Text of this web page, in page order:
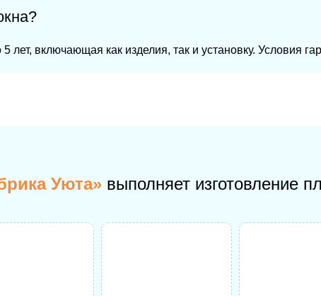
лет, включающая как изделия, так и установку. Условия
Уюта»выполняет изготовление